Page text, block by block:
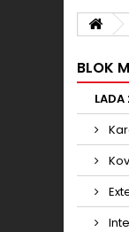
BLOK
LADA